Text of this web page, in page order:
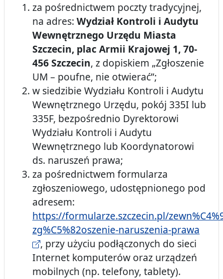
za pośrednictwem poczty tradycyjnej,
na adres: Wydział Kontroli i Audytu
Wewnętrznego Urzędu Miasta
Szczecin, plac Armii Krajowej 1, 70-
456 Szczecin, z dopiskiem „Zgłoszenie
UM – poufne, nie otwierać”;
w siedzibie Wydziału Kontroli i Audytu
Wewnętrznego Urzędu, pokój 335I lub
335F, bezpośrednio Dyrektorowi
Wydziału Kontroli i Audytu
Wewnętrznego lub Koordynatorowi
ds. naruszeń prawa;
za pośrednictwem formularza
zgłoszeniowego, udostępnionego pod
adresem:
https://formularze.szczecin.pl/
zg%C5%82oszenie-naruszenia-prawa
, przy użyciu podłączonych do sieci
Internet komputerów oraz urządzeń
mobilnych (np. telefony, tablety).